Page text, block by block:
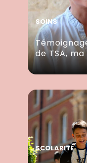
SOINS
de TSA,
SCOLARITÉ